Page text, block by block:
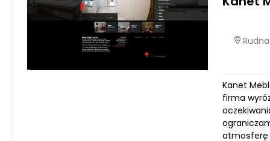
Kanet
firma
atmosferę